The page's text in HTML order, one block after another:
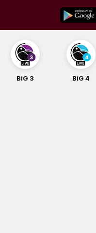
content
BiG 4 BiG Balade